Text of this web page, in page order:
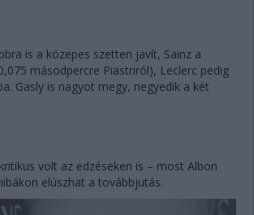
is a közepes szetten javít, Sainz a
másodpercre Piastriról), Leclerc pedig
Gasly is nagyot megy, negyedik a két
volt az edzéseken is – most Albon
elúszhat a továbbjutás.